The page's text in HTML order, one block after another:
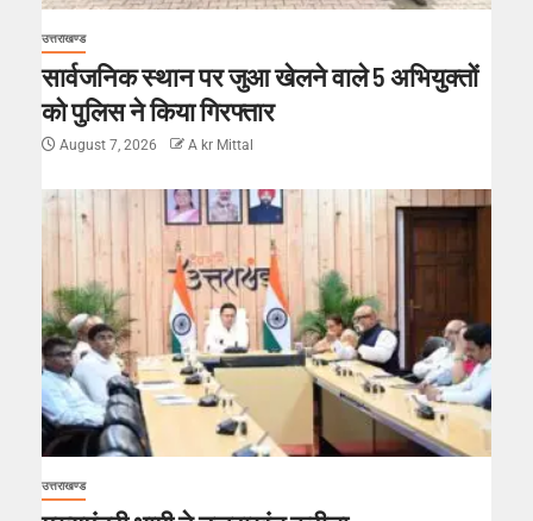
उत्तराखण्ड
सार्वजनिक स्थान पर जुआ खेलने वाले 5 अभियुक्तों
को पुलिस ने किया गिरफ्तार
August 7, 2026 A kr Mittal
उत्तराखण्ड